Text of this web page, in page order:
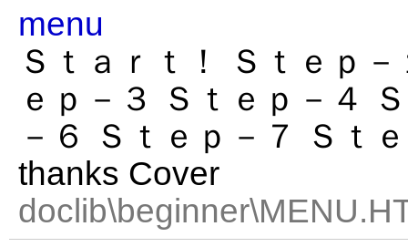
menu
Ｓｔａｒｔ！ Ｓｔｅｐ
ｅｐ－３ Ｓｔｅｐ－４
－６ Ｓｔｅｐ－７ Ｓｔ
thanks Cover